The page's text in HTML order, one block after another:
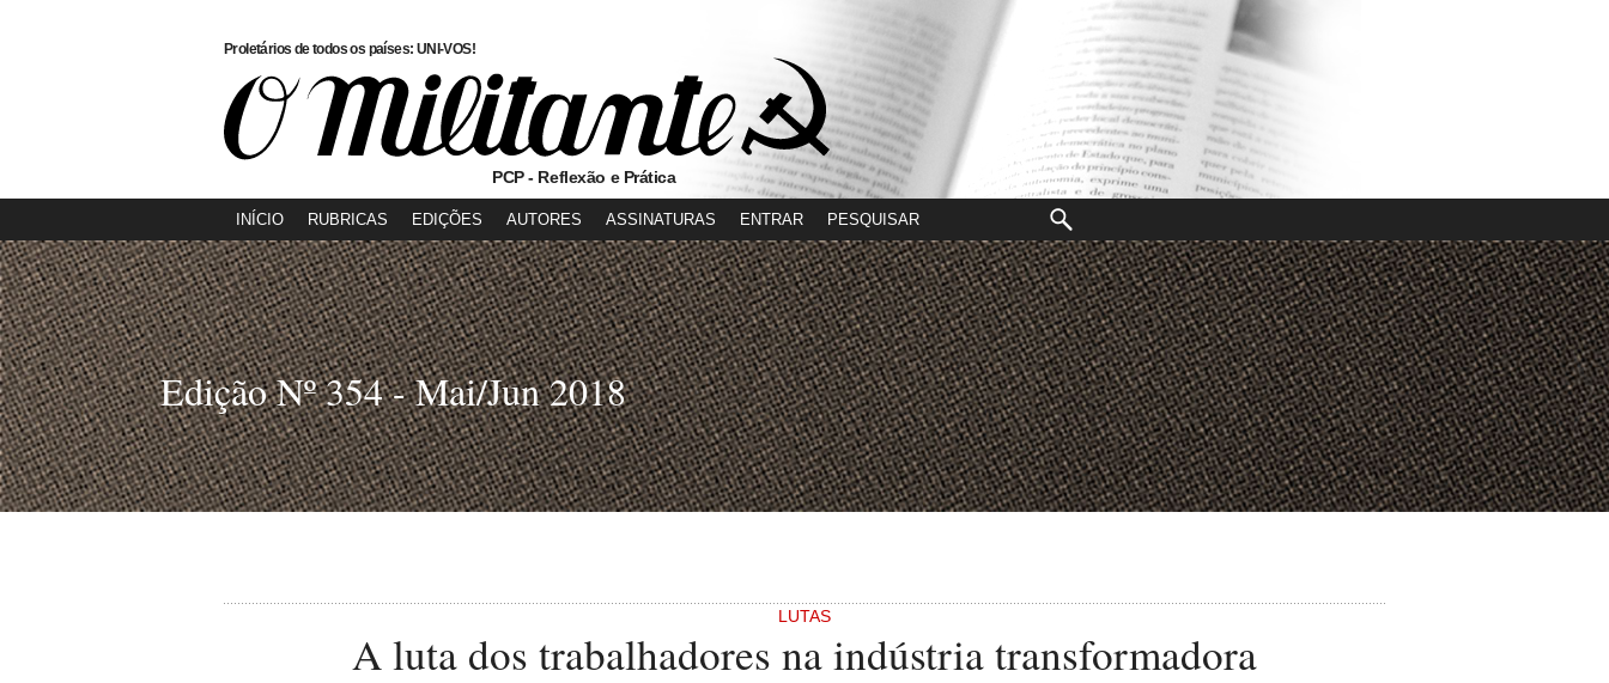
Proletários de todos os países: UNI-VOS!
PCP - Reflexão e Prática
INÍCIO RUBRICAS EDIÇÕES AUTORES ASSINATURAS ENTRAR
Edição Nº 354 - Mai/Jun 2018
LUTAS
A luta dos trabalhadores na indústria transformadora